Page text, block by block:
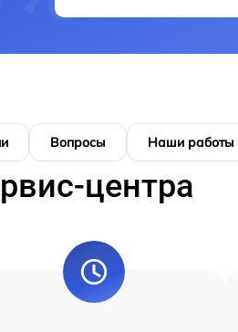
Вопросы Наши работы
центра